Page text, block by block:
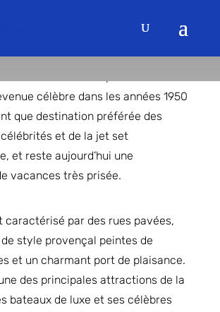
célèbre dans les années 1950
que destination préférée des
et de la jet set
et reste aujourd’hui une
vacances très prisée.
caractérisé par des rues pavées,
style provençal peintes de
et un charmant port de plaisance.
des principales attractions de la
bateaux de luxe et ses célèbres